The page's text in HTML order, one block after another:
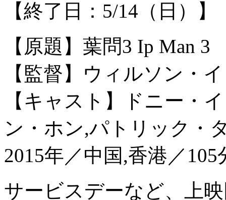
【終了日：5/14（日）】
【原題】葉問3 Ip Man 3
【監督】ウィルソン・
【キャスト】ドニー・
ン・ホン,パトリック・
2015年／中国,香港／
サービスデーなど、上